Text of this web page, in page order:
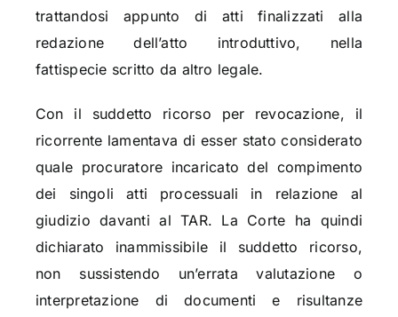
trattandosi appunto di atti finalizzati alla
redazione dell’atto introduttivo, nella
fattispecie scritto da altro legale.
Con il suddetto ricorso per revocazione, il
ricorrente lamentava di esser stato considerato
quale procuratore incaricato del compimento
dei singoli atti processuali in relazione al
giudizio davanti al TAR. La Corte ha quindi
dichiarato inammissibile il suddetto ricorso,
non sussistendo un’errata valutazione o
interpretazione di documenti e risultanze